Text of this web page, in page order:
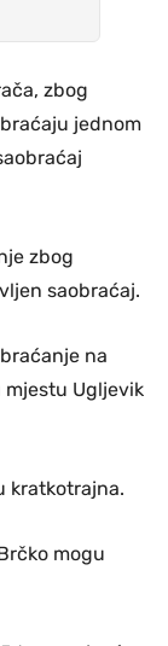
zbog
jednom
zbog
saobraćaj.
na
Ugljevik
kratkotrajna.
mogu